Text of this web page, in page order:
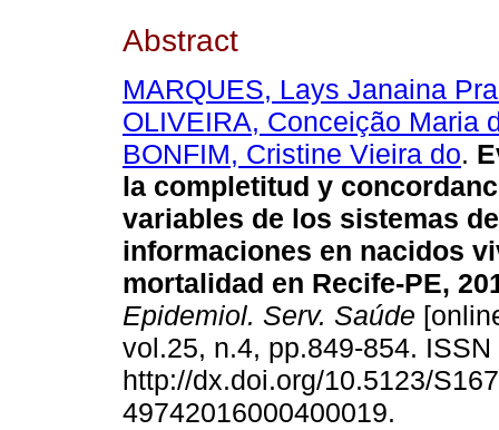
Abstract
MARQUES, Lays Janaina
OLIVEIRA, Conceição Maria
BONFIM, Cristine Vieira do.
la completitud y
variables de los sistemas de
informaciones en nacidos
mortalidad en Recife-PE,
Epidemiol. Serv. Saúde
vol.25, n.4, pp.849-854.
http://dx.doi.org/10.5123/
49742016000400019.